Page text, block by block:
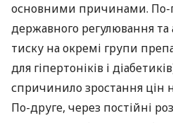
основними причинами. По-
державного регулювання та
тиску на окремі групи
для гіпертоніків і
спричинило зростання цін
По-друге, через постійні